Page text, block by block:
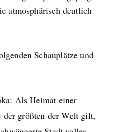
atmosphärisch deutlich
Schauplätze und
Als Heimat einer
der größten der Welt gilt,